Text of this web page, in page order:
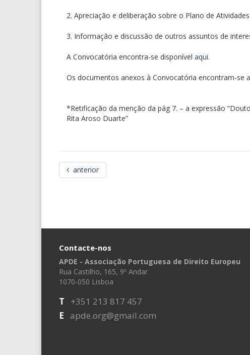
2. Apreciação e deliberação sobre o Plano de
3. Informação e discussão de outros assuntos de
A Convocatória encontra-se disponível aqui.
Os documentos anexos à Convocatória encontram-se
*Retificação da menção da pág 7. – a expressão
Rita Aroso Duarte”
anterior
Contacte-nos
APDE - Associação Portuguesa de Direito Europeu
Rua Castilho, 165, 9º Andar
1070-050 Lisboa
T +351 213 817 457
E apde.org@gmail.com